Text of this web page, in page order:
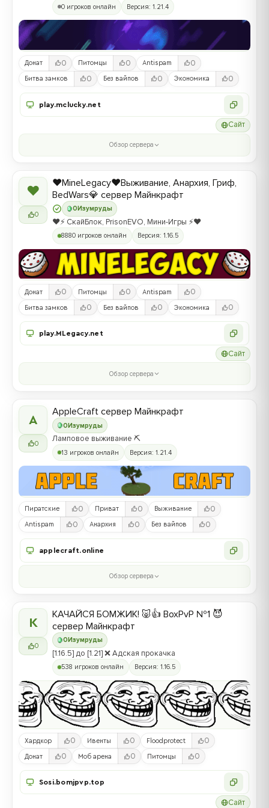
0 игроков онлайн Версия: 1.21.4
Донат 0 Питомцы 0 Antispam 0
Битва замков 0 Без вайпов 0 Экономика 0
play.mclucky.net
Сайт
Обзор сервера
❤
0
0 Изумруды
❤️MineLegacy❤️Выживание, Анархия, Гриф,
BedWars💎 сервер Майнкрафт
❤️⚡️ СкайБлок, PrisonEVO, Мини-Игры ⚡️❤️
8880 игроков онлайн Версия: 1.16.5
Донат 0 Питомцы 0 Antispam 0
Битва замков 0 Без вайпов 0 Экономика 0
play.MLegacy.net
Сайт
Обзор сервера
A
0
0Изумруды
AppleCraft сервер Майнкрафт
Ламповое выживание ⛏️
13 игроков онлайн Версия: 1.21.4
Пиратские 0 Приват 0 Выживание 0
Antispam 0 Анархия 0 Без вайпов 0
applecraft.online
Обзор сервера
К
0
0 Изумруды
КАЧАЙСЯ БОМЖИК! 🐷👍 BoxPvP №1 😈
сервер Майнкрафт
[1.16.5] до [1.21] ❌ Адская прокачка
538 игроков онлайн Версия: 1.16.5
Хардкор 0 Ивенты 0 Floodprotect 0
Донат 0 Моб арена 0 Питомцы 0
Sosi.bomjpvp.top
Сайт